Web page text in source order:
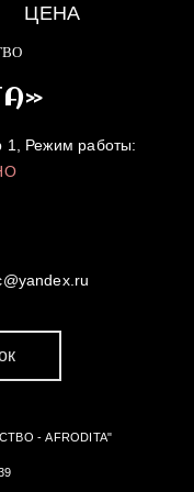
ЦЕНА
1, Режим работы:
- AFRODITA"